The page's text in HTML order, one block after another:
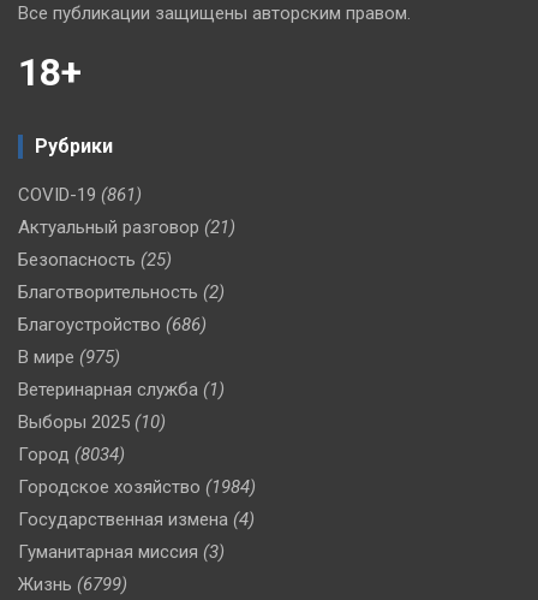
Все публикации защищены авторским правом.
18+
Рубрики
COVID-19 (861)
Актуальный разговор (21)
Безопасность (25)
Благотворительность (2)
Благоустройство (686)
В мире (975)
Ветеринарная служба (1)
Выборы 2025 (10)
Город (8034)
Городское хозяйство (1984)
Государственная измена (4)
Гуманитарная миссия (3)
Жизнь (6799)